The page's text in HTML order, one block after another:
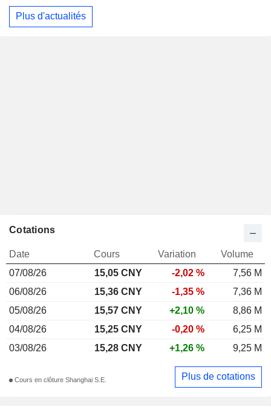
Plus d'actualités
Cotations
Date Cours Variation
Volume
07/08/26
15,05 CNY -2,02 %
7,56 M
06/08/26
15,36 CNY -1,35 %
7,36 M
05/08/26
15,57 CNY +2,10 %
8,86 M
04/08/26
15,25 CNY -0,20 %
6,25 M
03/08/26
15,28 CNY +1,26 % 9,25 M
Cours en clôture Shanghai S.E. Plus de cotations